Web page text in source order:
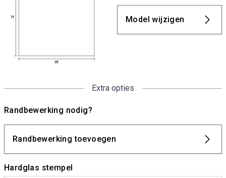
Model wijzigen
Extra opties
Randbewerking nodig?
Randbewerking toevoegen
Hardglas stempel